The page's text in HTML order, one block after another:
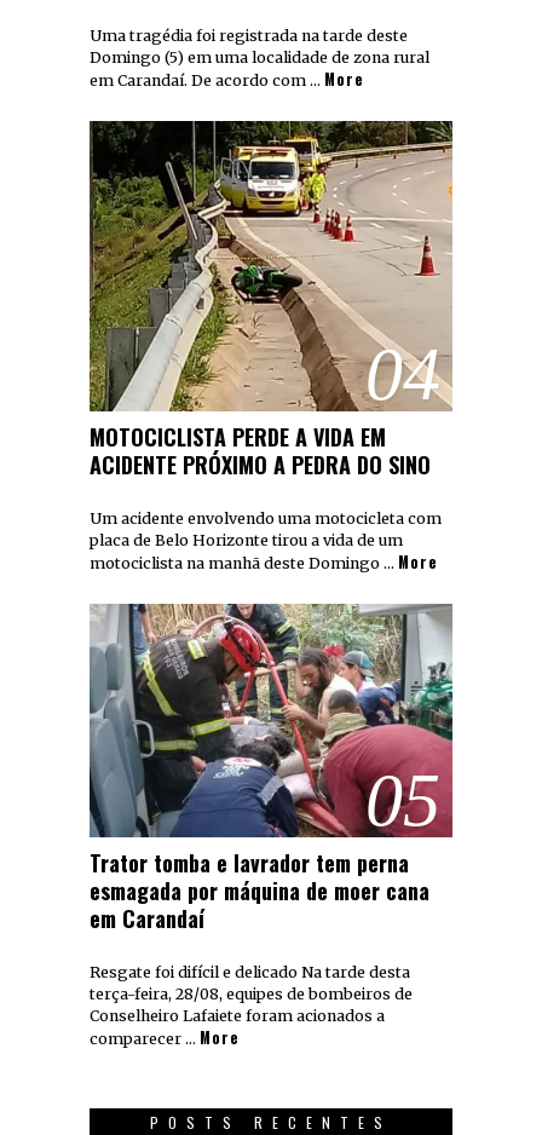
Uma tragédia foi registrada na tarde deste
Domingo (5) em uma localidade de zona rural
em Carandaí. De acordo com … More
04
MOTOCICLISTA PERDE A VIDA EM
ACIDENTE PRÓXIMO A PEDRA DO SINO
Um acidente envolvendo uma motocicleta com
placa de Belo Horizonte tirou a vida de um
motociclista na manhã deste Domingo … More
05
Trator tomba e lavrador tem perna
esmagada por máquina de moer cana
em Carandaí
Resgate foi difícil e delicado Na tarde desta
terça-feira, 28/08, equipes de bombeiros de
Conselheiro Lafaiete foram acionados a
comparecer … More
POSTS RECENTES